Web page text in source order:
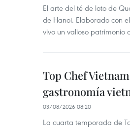
El arte del té de loto de
de Hanoi. Elaborado con
vivo un valioso patrimonio
Top Chef
gastronomía
03/08/2026 08:20
La cuarta temporada de